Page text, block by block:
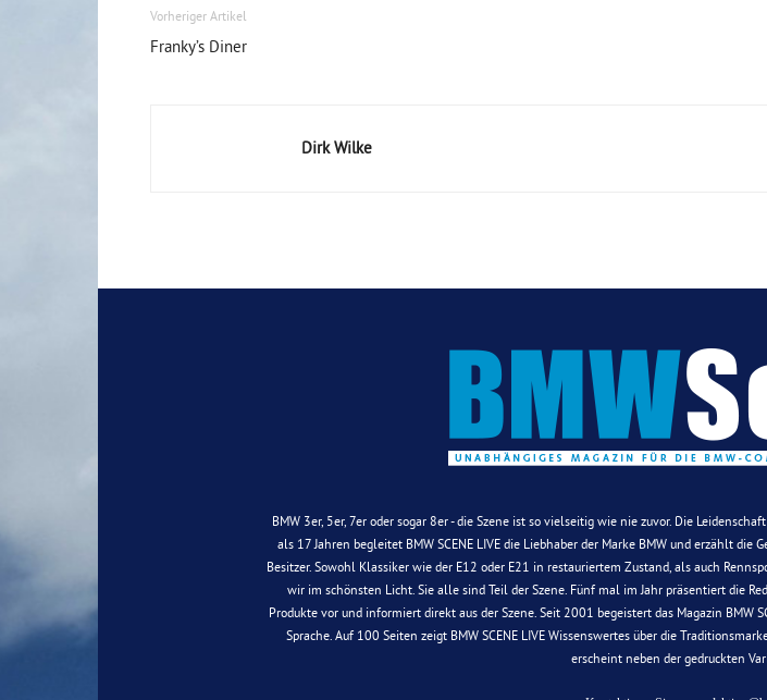
Vorheriger Artikel
Franky’s Diner
Dirk Wilke
BMW 3er, 5er, 7er oder sogar 8er - die Szene ist so vielseitig wie nie zuvor. Die
als 17 Jahren begleitet BMW SCENE LIVE die Liebhaber der Marke BMW und erzählt
Besitzer. Sowohl Klassiker wie der E12 oder E21 in restauriertem Zustand, als auch
wir im schönsten Licht. Sie alle sind Teil der Szene. Fünf mal im Jahr präsentiert die
Produkte vor und informiert direkt aus der Szene. Seit 2001 begeistert das Magazin BMW
Sprache. Auf 100 Seiten zeigt BMW SCENE LIVE Wissenswertes über die
erscheint neben der gedruckten